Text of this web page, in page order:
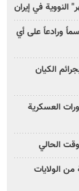
النووية في إيران
ورادعاً على أي
الكيان
العسكرية
الحالي
الولايات